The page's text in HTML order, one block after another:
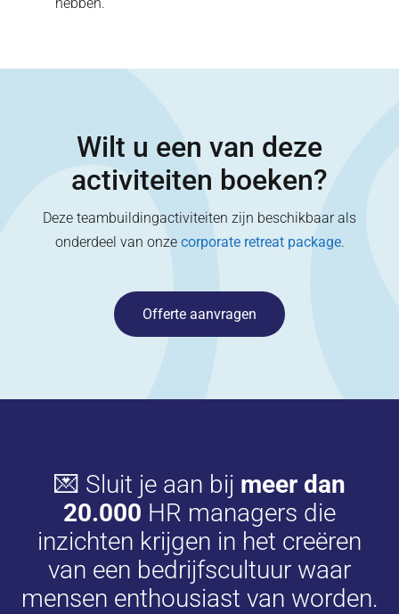
Wilt u een van deze
activiteiten boeken?
Deze teambuildingactiviteiten zijn beschikbaar als
onderdeel van onze corporate retreat package.
Offerte aanvragen
💌 Sluit je aan bij meer dan
20.000 HR managers die
inzichten krijgen in het creëren
van een bedrijfscultuur waar
mensen enthousiast van worden.